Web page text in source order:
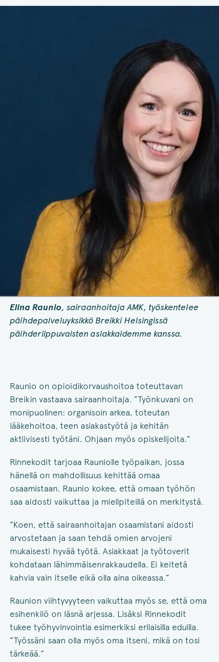
Elina Raunio, sairaanhoitaja AMK, työskentelee
päihdepalveluyksikkö Breikki Helsingissä
päihderiippuvaisten asiakkaidemme kanssa.
Raunio on opioidikorvaushoitoa toteuttavan
Breikin vastaava sairaanhoitaja. ”Työnkuvani on
monipuolinen: organisoin arkea, toteutan
lääkehoitoa, teen asiakastyötä ja kehitän
aktiivisesti työtäni. Ohjaan myös opiskelijoita.”
Rinnekodit tarjoaa Rauniolle työpaikan, jossa
hänellä on mahdollisuus kehittää omaa
osaamistaan. Raunio kokee, että omaan työhön
saa aidosti vaikuttaa ja mielipiteillä on merkitystä.
”Koen, että sairaanhoitajan osaamistani aidosti
arvostetaan ja saan tehdä omien arvojeni
mukaisesti hyvää työtä. Asiakkaat ja työtoverit
kohdataan lähimmäisenrakkaudella. Ei keitetä
kahvia vain itselle eikä olla aina oikeassa.”
Raunion viihtyvyyteen vaikuttaa myös se, että oma
esihenkilö on läsnä arjessa. Lisäksi Rinnekodit
tukee työhyvinvointia esimerkiksi erilaisilla eduilla.
”Työssäni saan olla myös oma itseni, mikä on tosi
tärkeää.”